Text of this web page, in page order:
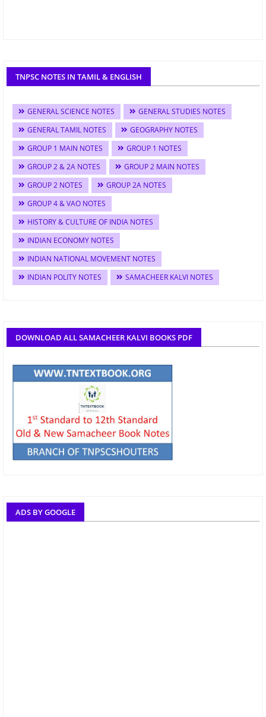
TNPSC NOTES IN TAMIL & ENGLISH
GENERAL SCIENCE NOTES
GENERAL STUDIES NOTES
GENERAL TAMIL NOTES
GEOGRAPHY NOTES
GROUP 1 MAIN NOTES
GROUP 1 NOTES
GROUP 2 & 2A NOTES
GROUP 2 MAIN NOTES
GROUP 2 NOTES
GROUP 2A NOTES
GROUP 4 & VAO NOTES
HISTORY & CULTURE OF INDIA NOTES
INDIAN ECONOMY NOTES
INDIAN NATIONAL MOVEMENT NOTES
INDIAN POLITY NOTES
SAMACHEER KALVI NOTES
DOWNLOAD ALL SAMACHEER KALVI BOOKS PDF
ADS BY GOOGLE